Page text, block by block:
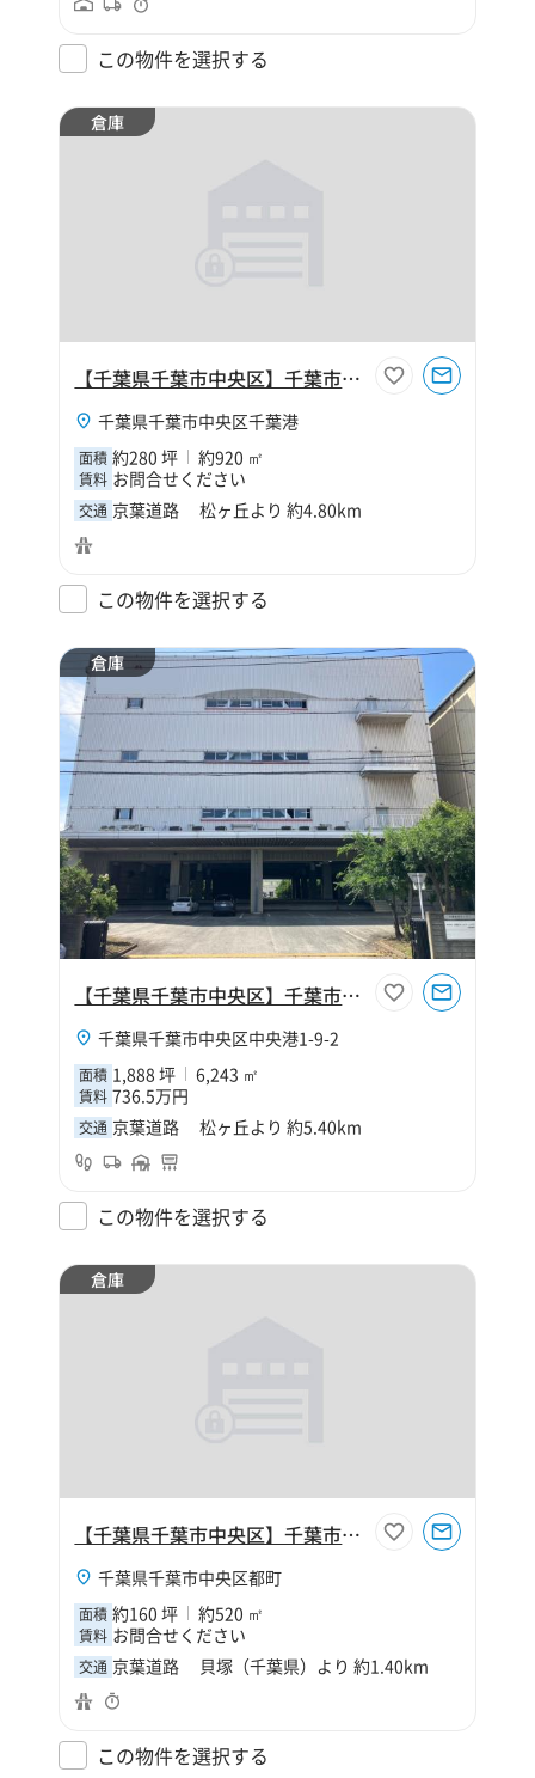
この物件を選択する
倉庫
【千葉県千葉市中央区】千葉市中央区千葉港2丁目280坪倉庫
千葉県千葉市中央区千葉港
面積 約280 坪 約920 ㎡
賃料 お問合せください
交通 京葉道路 松ヶ丘より 約4.80km
この物件を選択する
倉庫
【千葉県千葉市中央区】千葉市中央区中央港1丁目1888坪倉庫
千葉県千葉市中央区中央港1-9-2
面積 1,888 坪 6,243 ㎡
賃料 736.5万円
交通 京葉道路 松ヶ丘より 約5.40km
この物件を選択する
倉庫
【千葉県千葉市中央区】千葉市中央区都町8丁目160坪倉庫
千葉県千葉市中央区都町
面積 約160 坪 約520 ㎡
賃料 お問合せください
交通 京葉道路 貝塚（千葉県）より 約1.40km
この物件を選択する